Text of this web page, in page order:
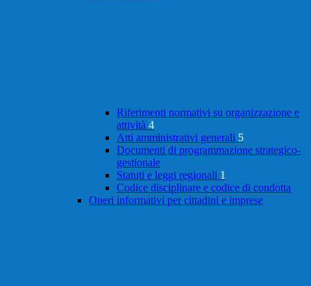
Riferimenti normativi su organizzazione e
attività 4
Atti amministrativi generali 5
Documenti di programmazione strategico-
gestionale
Statuti e leggi regionali 1
Codice disciplinare e codice di condotta
Oneri informativi per cittadini e imprese